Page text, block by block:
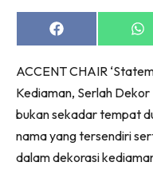
Ruang Tamu
Menarik Lagi
Destinasi
Hotel
Share
on
on
ACCENT CHAIR
Kediaman, Serlah
bukan sekadar tempat
nama yang tersendiri
dalam dekorasi